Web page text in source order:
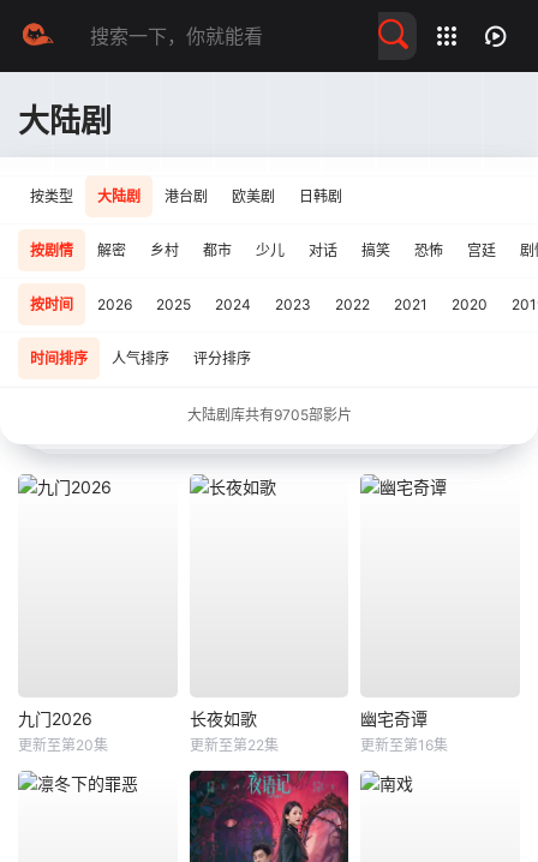
大陆剧
按类型 大陆剧 港台剧 欧美剧 日韩剧
按剧情 解密 乡村 都市 少儿 对话 搞笑 恐怖 宫廷 剧
按时间 2026 2025 2024 2023 2022 2021 2020
时间排序 人气排序 评分排序
大陆剧库共有9705部影片
九门2026
更新至第20集
长夜如歌
更新至第22集
幽宅奇谭
更新至第16集